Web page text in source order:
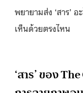
พยายามส่ง ‘สาร’
เห็นด้วยตรงไหน
‘สาร’ ของ